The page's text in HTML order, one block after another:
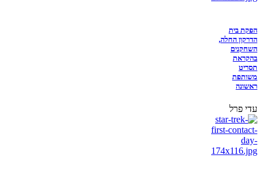
הפקת בית
הדרקון החלה,
השחקנים
בהקראת
תסריט
משותפת
ראשונה
עדי פרל